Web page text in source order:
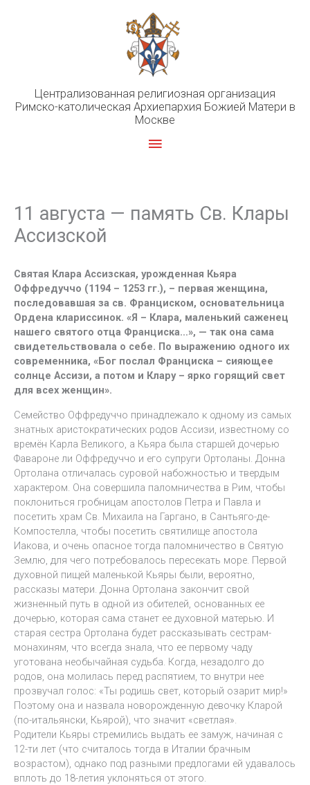
Централизованная религиозная организация
Римско-католическая Архиепархия Божией Матери в
Москве
Главное
11 августа — память Св. Клары
Ассизской
Святая Клара Ассизская, урожденная Кьяра
Оффредуччо (1194 – 1253 гг.), – первая женщина,
последовавшая за св. Франциском, основательница
Ордена клариссинок. «Я – Клара, маленький саженец
нашего святого отца Франциска…», — так она сама
свидетельствовала о себе. По выражению одного их
современника, «Бог послал Франциска – сияющее
солнце Ассизи, а потом и Клару – ярко горящий свет
для всех женщин».
Семейство Оффредуччо принадлежало к одному из самых
знатных аристократических родов Ассизи, известному со
времён Карла Великого, а Кьяра была старшей дочерью
Фавароне ли Оффредуччо и его супруги Ортоланы. Донна
Ортолана отличалась суровой набожностью и твердым
характером. Она совершила паломничества в Рим, чтобы
поклониться гробницам апостолов Петра и Павла и
посетить храм Св. Михаила на Гаргано, в Сантьяго-де-
Компостелла, чтобы посетить святилище апостола
Иакова, и очень опасное тогда паломничество в Святую
Землю, для чего потребовалось пересекать море. Первой
духовной пищей маленькой Кьяры были, вероятно,
рассказы матери. Донна Ортолана закончит свой
жизненный путь в одной из обителей, основанных ее
дочерью, которая сама станет ее духовной матерью. И
старая сестра Ортолана будет рассказывать сестрам-
монахиням, что всегда знала, что ее первому чаду
уготована необычайная судьба. Когда, незадолго до
родов, она молилась перед распятием, то внутри нее
прозвучал голос: «Ты родишь свет, который озарит мир!»
Поэтому она и назвала новорожденную девочку Кларой
(по-итальянски, Кьярой), что значит «светлая».
Родители Кьяры стремились выдать ее замуж, начиная с
12-ти лет (что считалось тогда в Италии брачным
возрастом), однако под разными предлогами ей удавалось
вплоть до 18-летия уклоняться от этого.